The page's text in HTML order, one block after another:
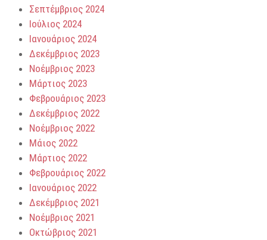
Σεπτέμβριος 2024
Ιούλιος 2024
Ιανουάριος 2024
Δεκέμβριος 2023
Νοέμβριος 2023
Μάρτιος 2023
Φεβρουάριος 2023
Δεκέμβριος 2022
Νοέμβριος 2022
Μάιος 2022
Μάρτιος 2022
Φεβρουάριος 2022
Ιανουάριος 2022
Δεκέμβριος 2021
Νοέμβριος 2021
Οκτώβριος 2021